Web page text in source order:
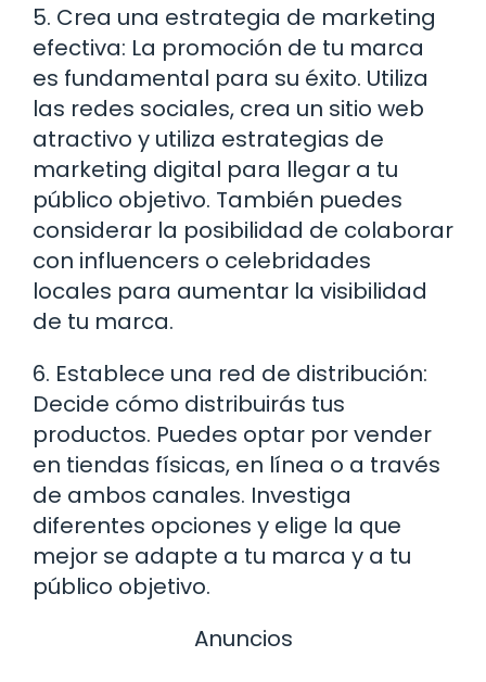
5. Crea una estrategia de marketing
efectiva: La promoción de tu marca
es fundamental para su éxito. Utiliza
las redes sociales, crea un sitio web
atractivo y utiliza estrategias de
marketing digital para llegar a tu
público objetivo. También puedes
considerar la posibilidad de colaborar
con influencers o celebridades
locales para aumentar la visibilidad
de tu marca.
6. Establece una red de distribución:
Decide cómo distribuirás tus
productos. Puedes optar por vender
en tiendas físicas, en línea o a través
de ambos canales. Investiga
diferentes opciones y elige la que
mejor se adapte a tu marca y a tu
público objetivo.
Anuncios